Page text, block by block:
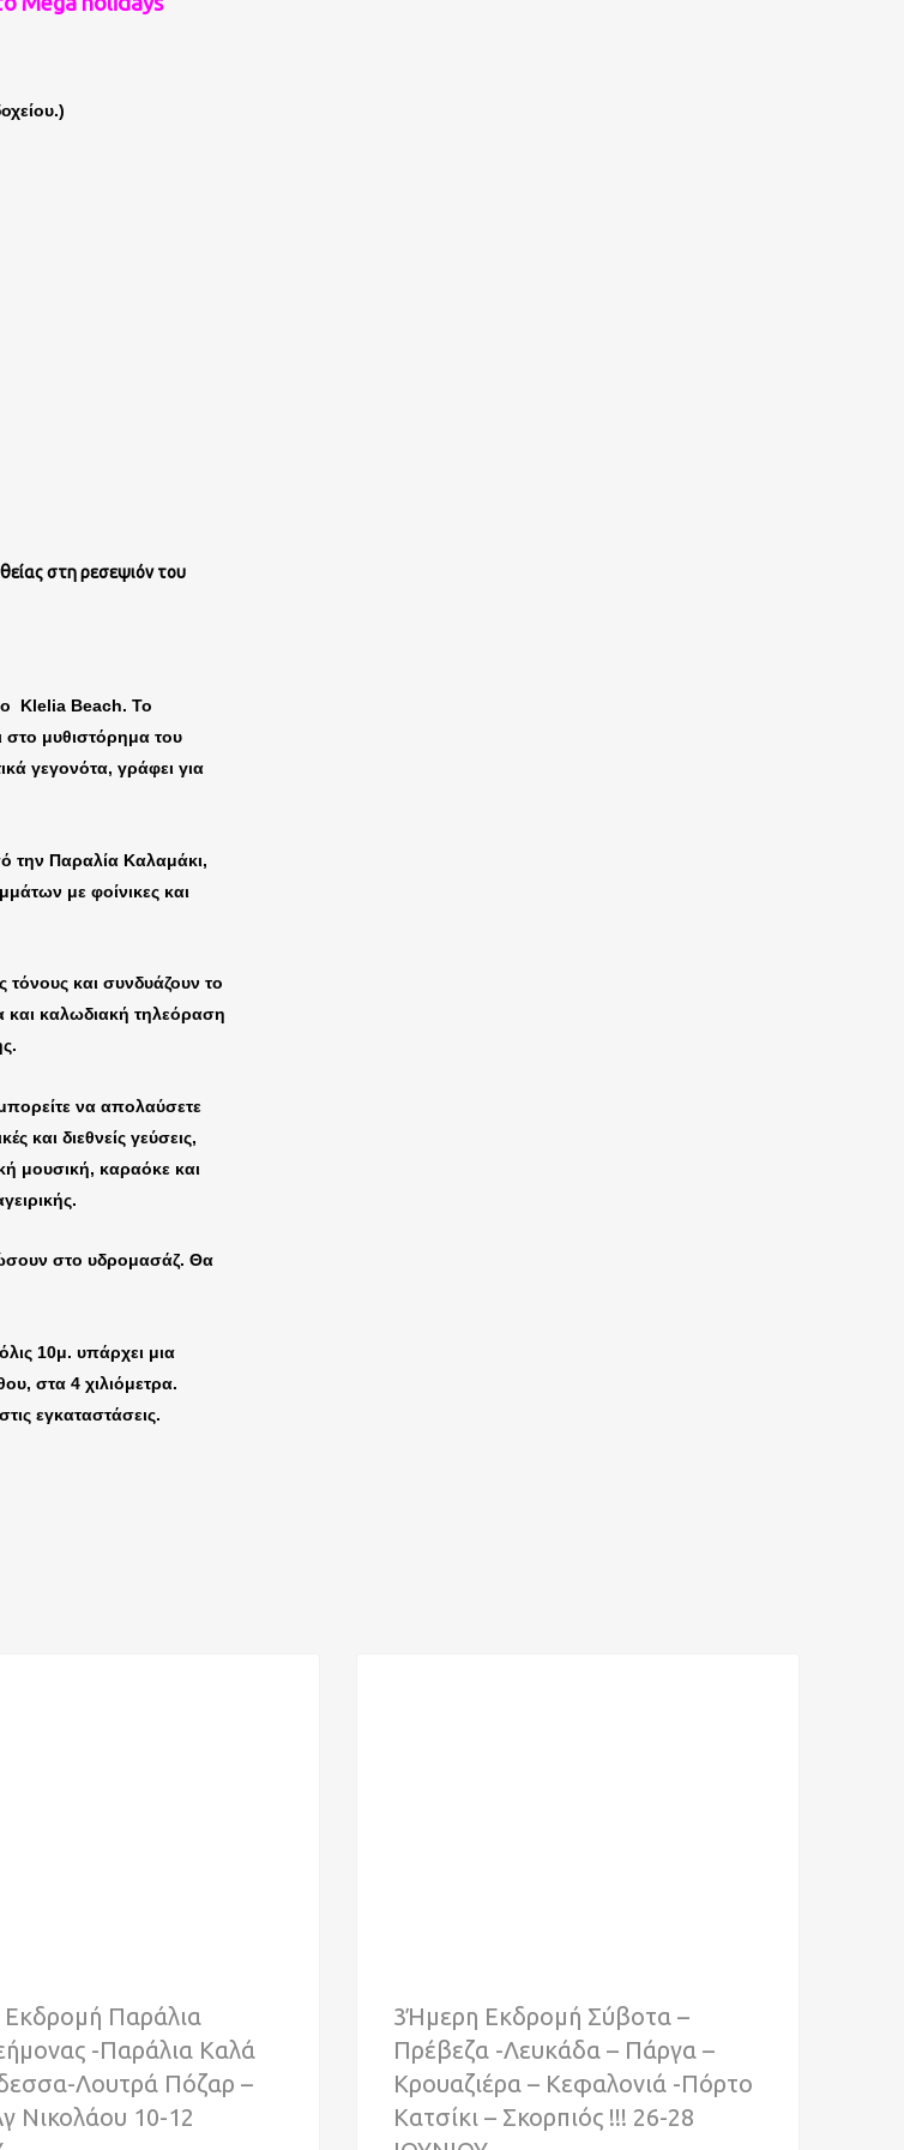
στη ρεσεψιόν του
Klelia Beach. Το
στο μυθιστόρημα του
γεγονότα, γράφει για
την Παραλία Καλαμάκι,
με φοίνικες και
τόνους και συνδυάζουν το
και καλωδιακή τηλεόραση
να απολαύσετε
και διεθνείς γεύσεις,
μουσική, καραόκε και
στο υδρομασάζ. Θα
10μ. υπάρχει μια
στα 4 χιλιόμετρα.
εγκαταστάσεις.
Παράλια
-Παράλια Καλά
Λουτρά Πόζαρ –
Νικολάου 10-12
3Ήμερη Εκδρομή Σύβοτα –
Πρέβεζα -Λευκάδα – Πάργα –
Κρουαζιέρα – Κεφαλονιά -Πόρτο
Κατσίκι – Σκορπιός !!! 26-28